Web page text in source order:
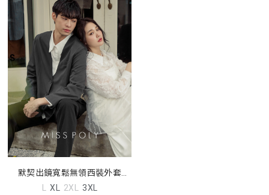
默契出鏡寬鬆無領西裝外套
(unisex) MISS
L XL 2XL 3XL